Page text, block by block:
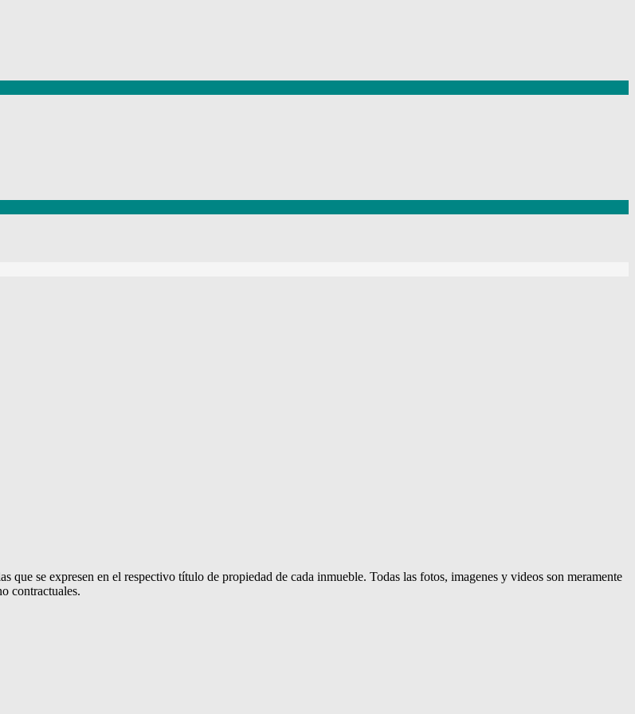
que se expresen en el respectivo título de propiedad de cada inmueble. Todas las fotos, imagenes y videos son meramente
contractuales.